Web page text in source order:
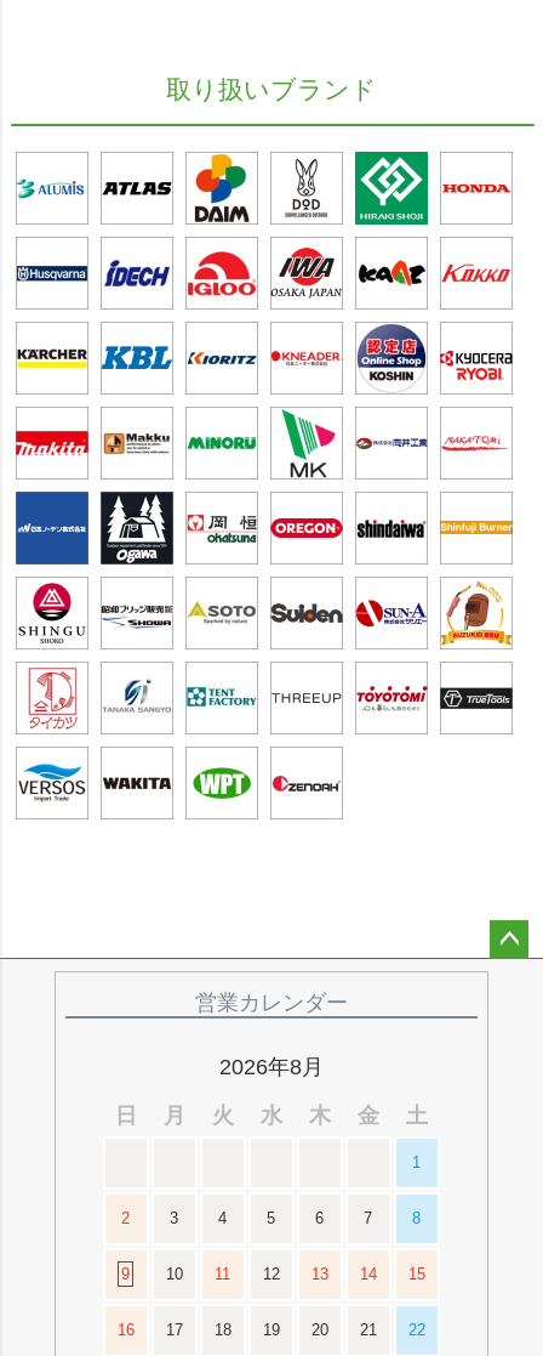
取り扱いブランド
営業カレンダー
2026年8月
日
月 火 水 木 金 土
1
2 3 4 5 6 7 8
9 10 11 12 13 14 15
16 17 18 19 20 21 22